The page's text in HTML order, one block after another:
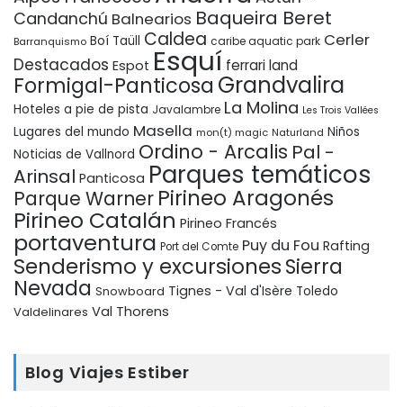
Candanchú Balnearios Baqueira Beret
Barranquismo Boí Taüll Caldea caribe aquatic park Cerler
Destacados Espot Esquí ferrari land
Formigal-Panticosa Grandvalira
Hoteles a pie de pista Javalambre La Molina Les Trois Vallées
Lugares del mundo Masella mon(t) magic Naturland Niños
Noticias de Vallnord Ordino - Arcalis Pal -
Arinsal Panticosa Parques temáticos
Parque Warner Pirineo Aragonés
Pirineo Catalán Pirineo Francés
portaventura Port del Comte Puy du Fou Rafting
Senderismo y excursionesSierra
Nevada Snowboard Tignes - Val d'Isère Toledo
Valdelinares Val Thorens
Blog Viajes Estiber